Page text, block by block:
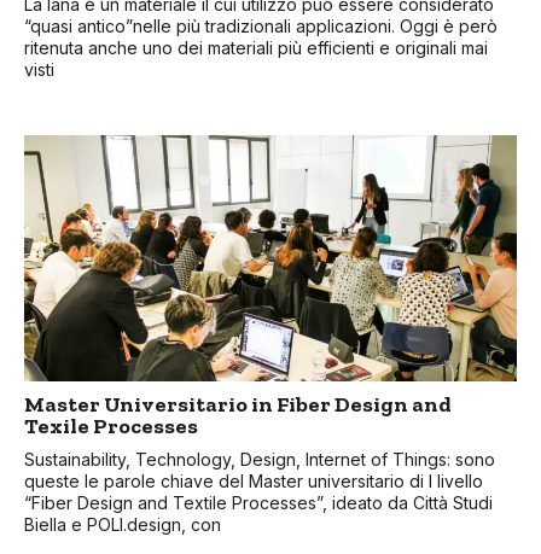
La lana è un materiale il cui utilizzo può essere considerato
“quasi antico”nelle più tradizionali applicazioni. Oggi è però
ritenuta anche uno dei materiali più efficienti e originali mai
visti
Master Universitario in Fiber Design and
Texile Processes
Sustainability, Technology, Design, Internet of Things: sono
queste le parole chiave del Master universitario di I livello
“Fiber Design and Textile Processes”, ideato da Città Studi
Biella e POLI.design, con